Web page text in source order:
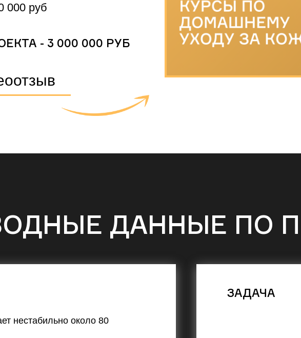
- 3 000 000 РУБ
000 руб
ДАННЫЕ ПО
нестабильно около 80
ЗАДАЧА